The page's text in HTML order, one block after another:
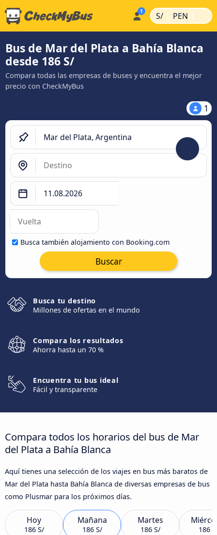
S/ | PEN |
Bus de Mar del Plata a Bahía Blanca
desde 186 S/
Compara todas las empresas de buses y encuentra el mejor
precio con CheckMyBus
1
Busca también alojamiento con Booking.com
Buscar
Busca tu destino
Millones de ofertas en el mundo
Compara los resultados
Ahorra hasta un 70 %
Encuentra tu bus ideal
Fácil y transparente
Compara todos los horarios del bus de Mar
del Plata a Bahía Blanca
Aquí tienes una selección de los viajes en bus más baratos de
Mar del Plata hasta Bahía Blanca de diversas empresas de bus
como Plusmar para los próximos días.
Hoy
186 S/
Mañana
186 S/
Martes
186 S/ 186